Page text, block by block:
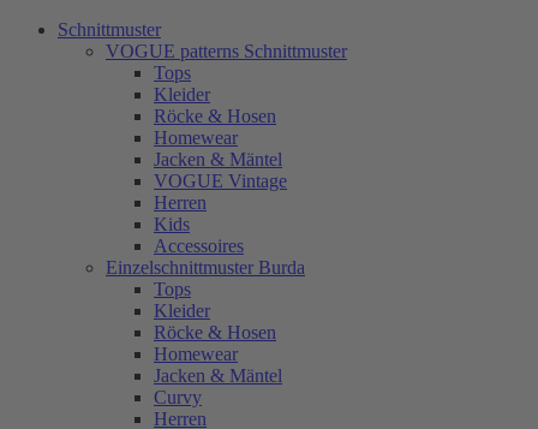
Schnittmuster
VOGUE patterns Schnittmuster
Tops
Kleider
Röcke & Hosen
Homewear
Jacken & Mäntel
VOGUE Vintage
Herren
Kids
Accessoires
Einzelschnittmuster Burda
Tops
Kleider
Röcke & Hosen
Homewear
Jacken & Mäntel
Curvy
Herren